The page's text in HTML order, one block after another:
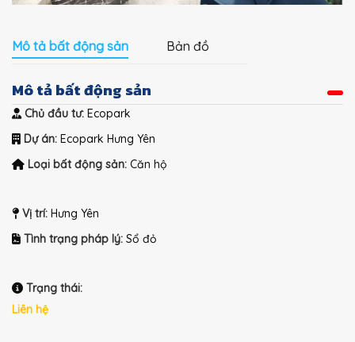
Mô tả bất động sản Bản đồ
Mô tả bất động sản
Chủ đầu tư: Ecopark
Dự án: Ecopark Hưng Yên
Loại bất động sản: Căn hộ
Vị trí: Hưng Yên
Tình trạng pháp lý: Sổ đỏ
Trạng thái:
Liên hệ